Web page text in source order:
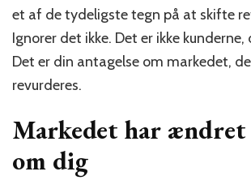
et af de tydeligste tegn på at skifte
Ignorer det ikke. Det er ikke
Det er din antagelse om markedet,
revurderes.
Markedet har ændret
om dig